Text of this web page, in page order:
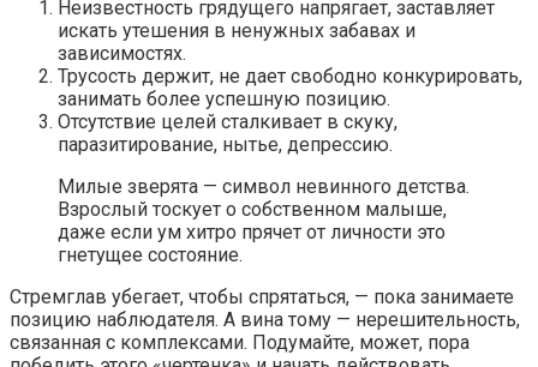
Неизвестность грядущего напрягает, заставляет
искать утешения в ненужных забавах и
зависимостях.
Трусость держит, не дает свободно конкурировать,
занимать более успешную позицию.
Отсутствие целей сталкивает в скуку,
паразитирование, нытье, депрессию.
Милые зверята — символ невинного детства.
Взрослый тоскует о собственном малыше,
даже если ум хитро прячет от личности это
гнетущее состояние.
Стремглав убегает, чтобы спрятаться, — пока занимаете
позицию наблюдателя. А вина тому — нерешительность,
связанная с комплексами. Подумайте, может, пора